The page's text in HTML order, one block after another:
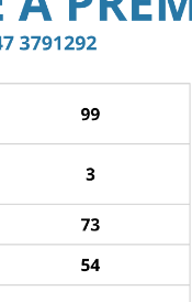
ACF